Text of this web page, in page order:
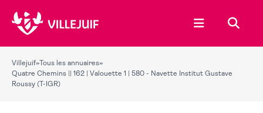
Ouvrir le
Villejuif» Tous les annuaires»
Quatre Chemins || 162 | Valouette 1 | 580 - Navette Institut Gustave
Roussy (T-IGR)